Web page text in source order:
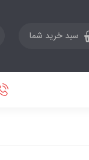
سبد خرید شما